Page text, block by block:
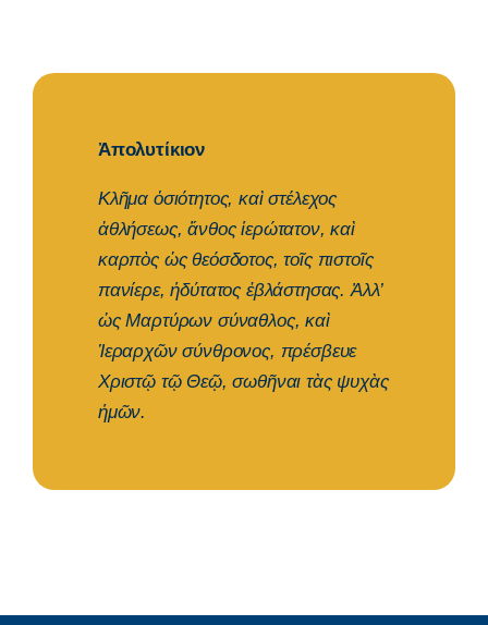
Ἀπολυτίκιον
Κλῆμα ὁσιότητος, καὶ στέλεχος
ἀθλήσεως, ἄνθος ἱερώτατον, καὶ
καρπὸς ὡς θεόσδοτος, τοῖς πιστοῖς
πανίερε, ἡδύτατος ἐβλάστησας. Ἀλλ’
ὡς Μαρτύρων σύναθλος, καὶ
Ἱεραρχῶν σύνθρονος, πρέσβευε
Χριστῷ τῷ Θεῷ, σωθῆναι τὰς ψυχὰς
ἡμῶν.